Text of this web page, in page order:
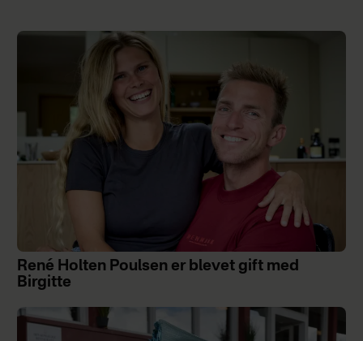
René Holten Poulsen er blevet gift med
Birgitte